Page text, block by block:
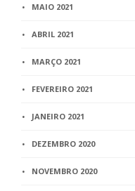
MAIO 2021
ABRIL 2021
MARÇO 2021
FEVEREIRO 2021
JANEIRO 2021
DEZEMBRO 2020
NOVEMBRO 2020